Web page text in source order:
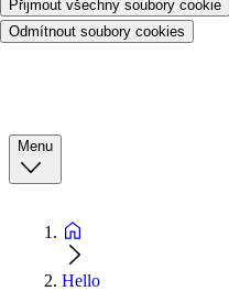
Přijmout všechny soubory cookie
Odmítnout soubory cookies
Menu
Hello